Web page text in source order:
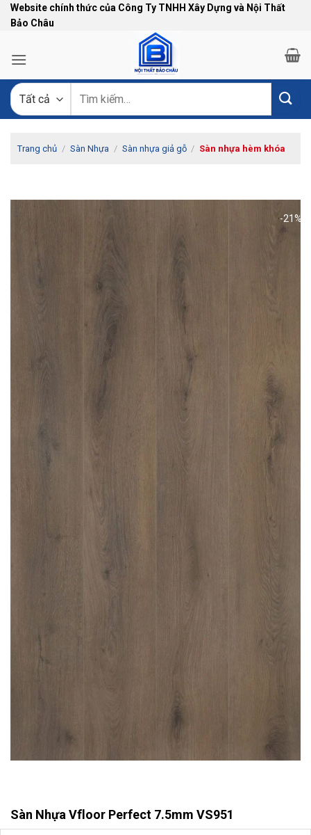
Bỏ
qua
dung
Website chính thức của Công Ty TNHH Xây Dựng và Nội Thất
Bảo Châu
kiếm:
Trang chủ / Sàn Nhựa / Sàn nhựa giả gỗ / Sàn nhựa hèm khóa
-21%
Sàn Nhựa Vfloor Perfect 7.5mm VS951